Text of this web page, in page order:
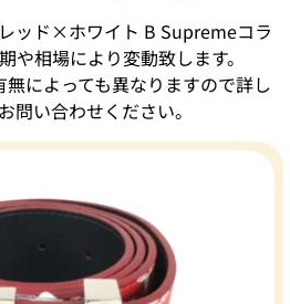
ッド×ホワイト B Supremeコラ
や相場により変動致します。
によっても異なりますので詳し
問い合わせください。